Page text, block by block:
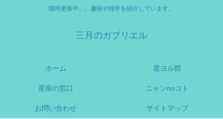
随時更新中。。趣味や雑学を紹介しています。
三月のガブリエル
ホーム 星ヨル部
星座の窓口 ニャンnoコト
お問い合わせ サイトマップ